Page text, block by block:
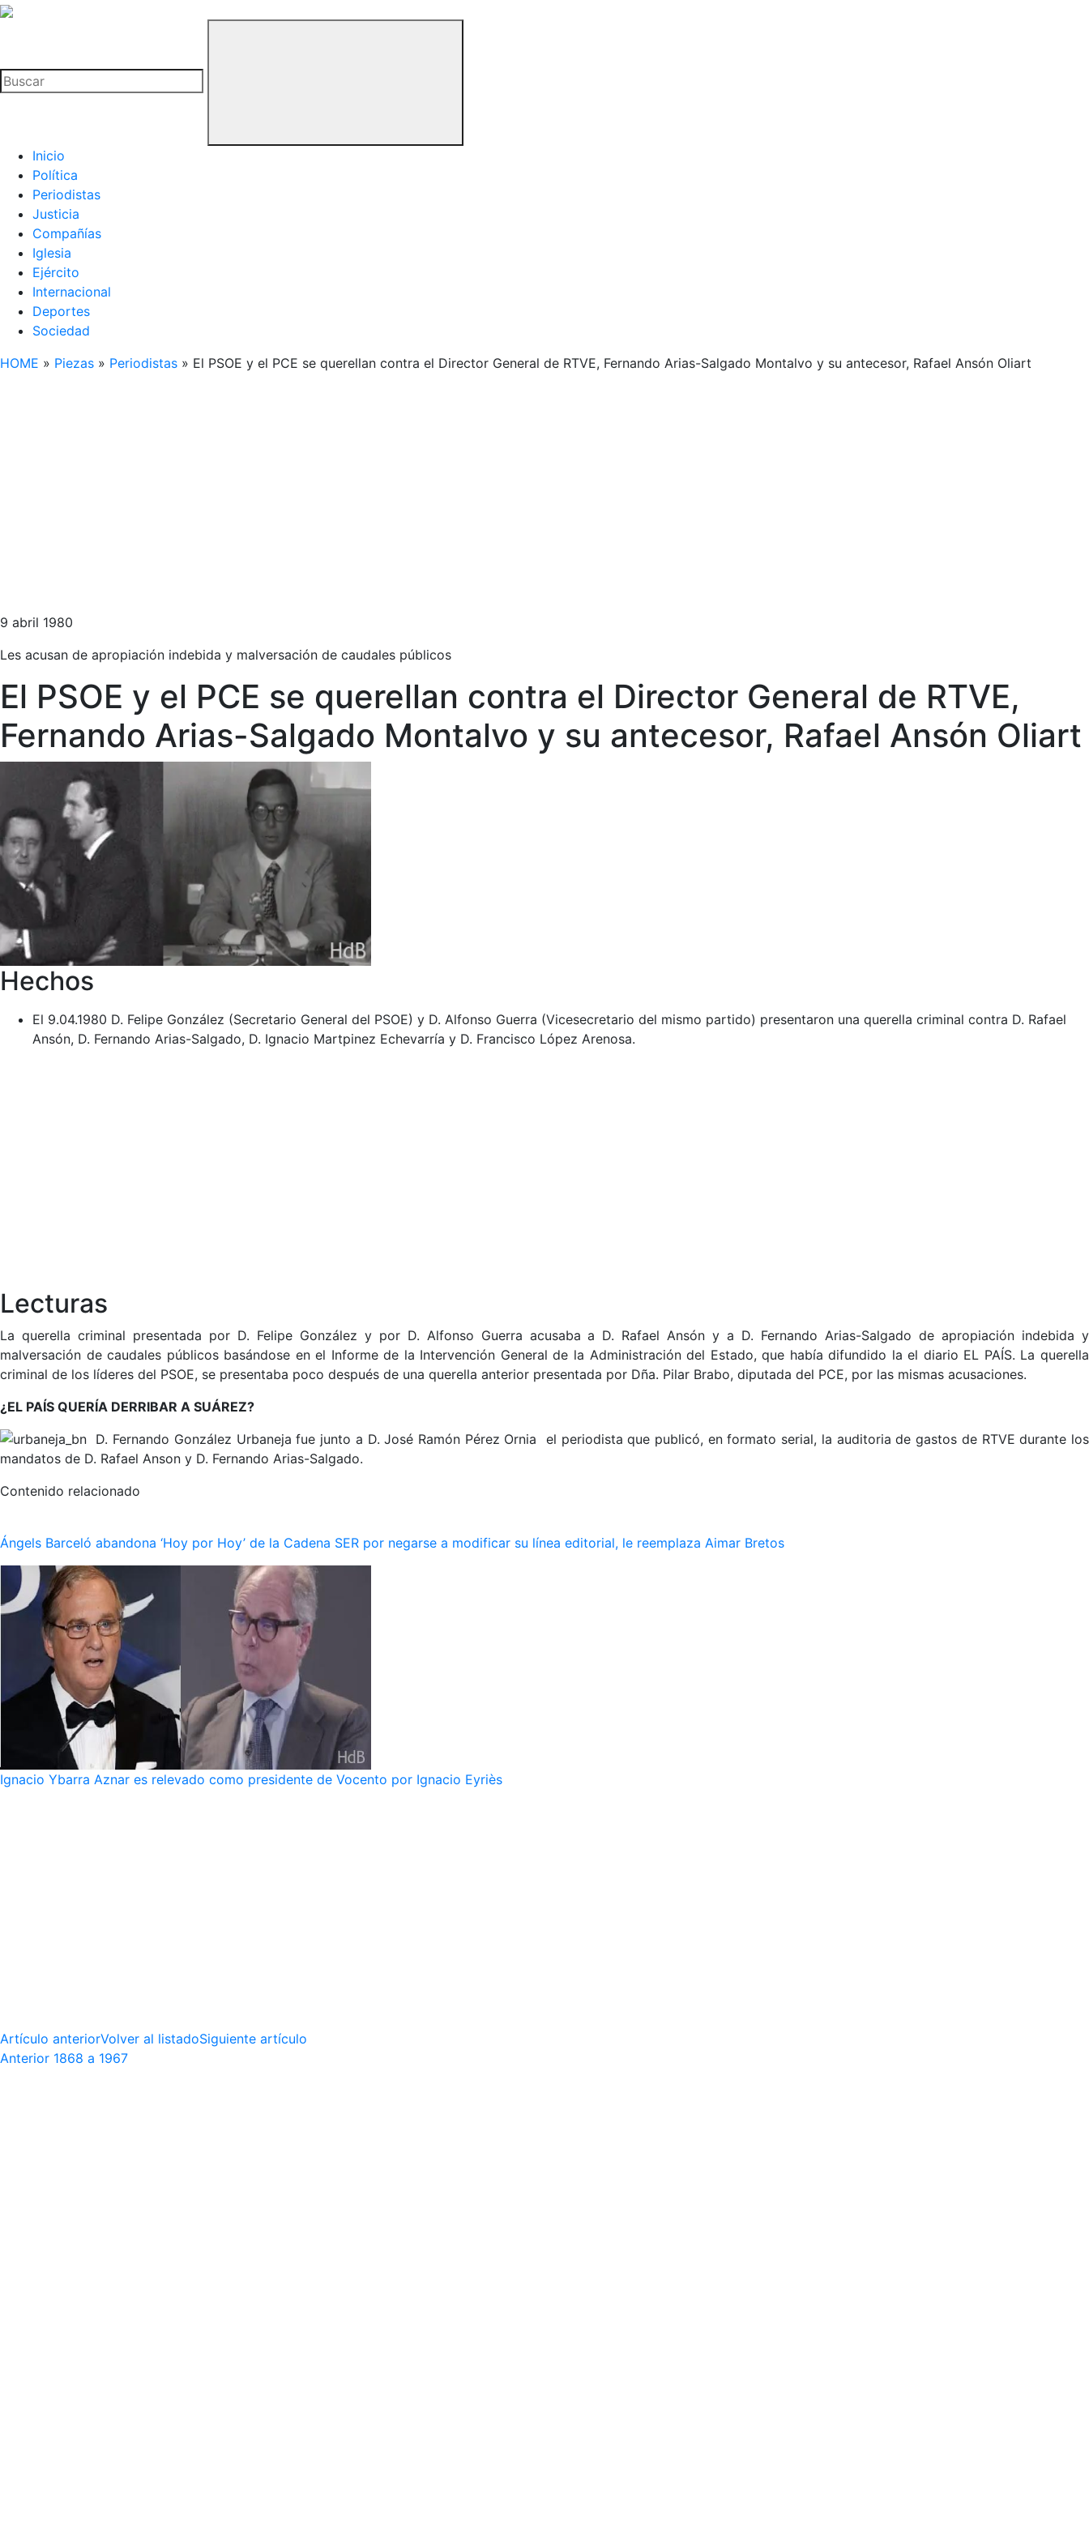
La
Buitre
Inicio
Política
Periodistas
Justicia
Compañías
Iglesia
Ejército
Internacional
Deportes
Sociedad
HOME » Piezas » Periodistas » El PSOE y el PCE se querellan contra el Director General de RTVE, Fernando Arias-Salgado Montalvo y su antecesor, Rafael Ansón Oliart
9 abril 1980
Les acusan de apropiación indebida y malversación de caudales públicos
El PSOE y el PCE se querellan contra el Director General de RTVE,
Fernando Arias-Salgado Montalvo y su antecesor, Rafael Ansón Oliart
Hechos
El 9.04.1980 D. Felipe González (Secretario General del PSOE) y D. Alfonso Guerra (Vicesecretario del mismo partido) presentaron una querella criminal contra D. Rafael
Ansón, D. Fernando Arias-Salgado, D. Ignacio Martpinez Echevarría y D. Francisco López Arenosa.
Lecturas
La querella criminal presentada por D. Felipe González y por D. Alfonso Guerra acusaba a D. Rafael Ansón y a D. Fernando Arias-Salgado de apropiación indebida y
malversación de caudales públicos basándose en el Informe de la Intervención General de la Administración del Estado, que había difundido la el diario EL PAÍS. La querella
criminal de los líderes del PSOE, se presentaba poco después de una querella anterior presentada por Dña. Pilar Brabo, diputada del PCE, por las mismas acusaciones.
¿EL PAÍS QUERÍA DERRIBAR A SUÁREZ?
D. Fernando González Urbaneja fue junto a D. José Ramón Pérez Ornia el periodista que publicó, en formato serial, la auditoria de gastos de RTVE durante los
mandatos de D. Rafael Anson y D. Fernando Arias-Salgado.
Contenido relacionado
Ángels Barceló abandona ‘Hoy por Hoy’ de la Cadena SER por negarse a modificar su línea editorial, le reemplaza Aimar Bretos
Ignacio Ybarra Aznar es relevado como presidente de Vocento por Ignacio Eyriès
Artículo anteriorVolver al listadoSiguiente artículo
Anterior 1868 a 1967